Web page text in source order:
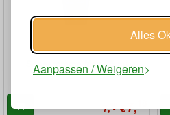
Alles
Aanpassen / Weigeren
Scheercrème Man 75 ml
7, €7,